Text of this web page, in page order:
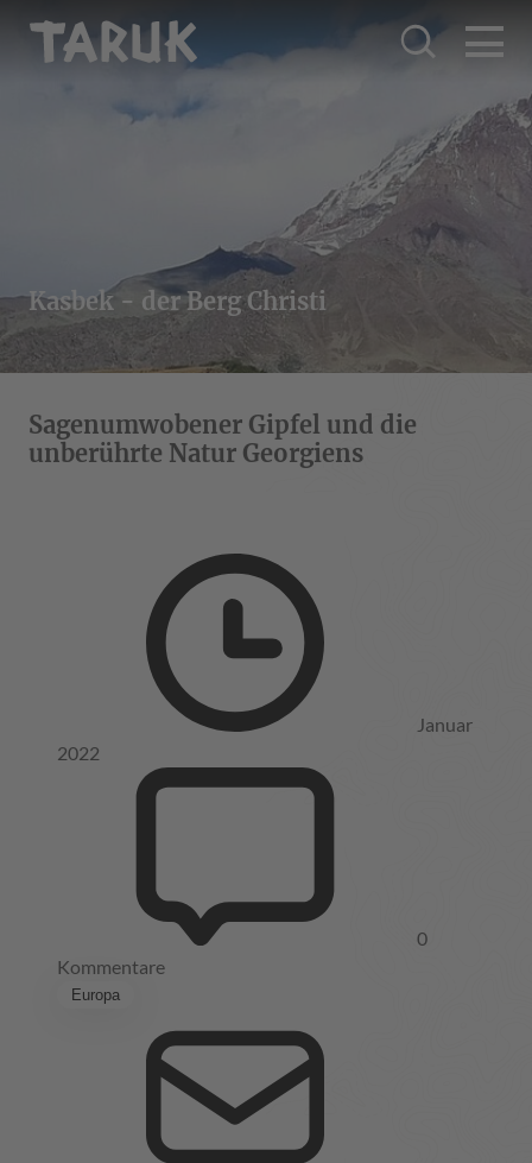
Kasbek - der Berg Christi
Sagenumwobener Gipfel und die
unberührte Natur Georgiens
Januar
2022
0
Kommentare
Europa